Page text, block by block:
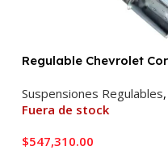
Regulable Chevrolet
Suspensiones Regulables,
Fuera de stock
$547,310.00